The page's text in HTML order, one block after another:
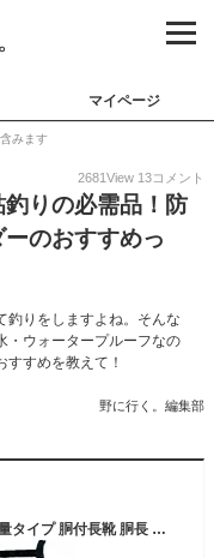
マイページ
みます
2681View 13コメント
りの必需品！防
のおすすめっ
釣りをしますよね。そんな
・ウォータープルーフなの
すめを教えて！
野に行く。編集部
ラジアル底 チェストハイウェーダー 530 軽量タイプ 胴付長靴 胴長 長靴 ウェダー 土木 災害 清掃胴付き長靴 釣り用長靴 水中作業 作業服 ラジアルソール農作業 田植 潮干狩り 洗車 OU